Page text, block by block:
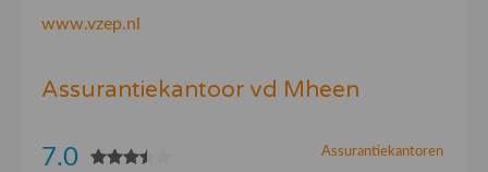
www.vzep.nl
Assurantiekantoor vd Mheen
Assurantiekantoren
7.0